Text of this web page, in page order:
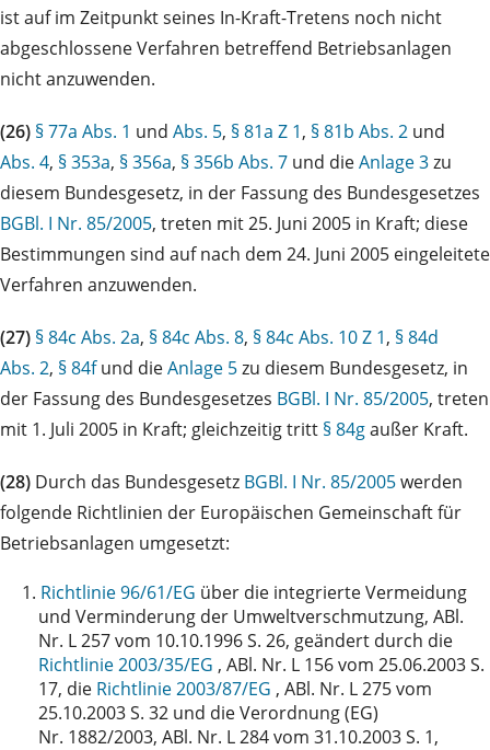
ist auf im Zeitpunkt seines In-Kraft-Tretens noch nicht
abgeschlossene Verfahren betreffend Betriebsanlagen
nicht anzuwenden.
(26) § 77a Abs. 1 und Abs. 5, § 81a Z 1, § 81b Abs. 2 und
Abs. 4, § 353a, § 356a, § 356b Abs. 7 und dieAnlage 3zu
diesem Bundesgesetz, in der Fassung des Bundesgesetzes
BGBl. I Nr. 85/2005, treten mit 25. Juni 2005 in Kraft; diese
Bestimmungen sind auf nach dem 24. Juni 2005 eingeleitete
Verfahren anzuwenden.
(27) § 84c Abs. 2a, § 84c Abs. 8, § 84c Abs. 10 Z 1, § 84d
Abs. 2, § 84fund dieAnlage 5zu diesem Bundesgesetz, in
der Fassung des Bundesgesetzes BGBl. I Nr. 85/2005, treten
mit 1. Juli 2005 in Kraft; gleichzeitig tritt § 84gaußer Kraft.
(28) Durch das Bundesgesetz BGBl. I Nr. 85/2005werden
folgende Richtlinien der Europäischen Gemeinschaft für
Betriebsanlagen umgesetzt:
1. Richtlinie 96/61/EG über die integrierte Vermeidung
und Verminderung der Umweltverschmutzung, ABl.
Nr. L 257 vom 10.10.1996 S. 26, geändert durch die
Richtlinie 2003/35/EG , ABl. Nr. L 156 vom 25.06.2003 S.
17, die Richtlinie 2003/87/EG , ABl. Nr. L 275 vom
25.10.2003 S. 32 und die Verordnung (EG)
Nr. 1882/2003, ABl. Nr. L 284 vom 31.10.2003 S. 1,